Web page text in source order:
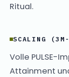
Ritual.
SCALING
Volle PULSE-
Attainment